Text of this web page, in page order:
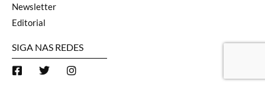
Newsletter
Editorial
SIGA NAS REDES